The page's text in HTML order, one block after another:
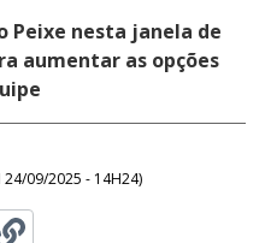
Peixe nesta janela de
aumentar as opções
24/09/2025 - 14H24)